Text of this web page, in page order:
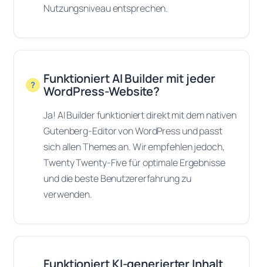
Nutzungsniveau entsprechen.
Funktioniert AI Builder mit jeder
WordPress-Website?
Ja! AI Builder funktioniert direkt mit dem nativen
Gutenberg-Editor von WordPress und passt
sich allen Themes an. Wir empfehlen jedoch,
Twenty Twenty-Five für optimale Ergebnisse
und die beste Benutzererfahrung zu
verwenden.